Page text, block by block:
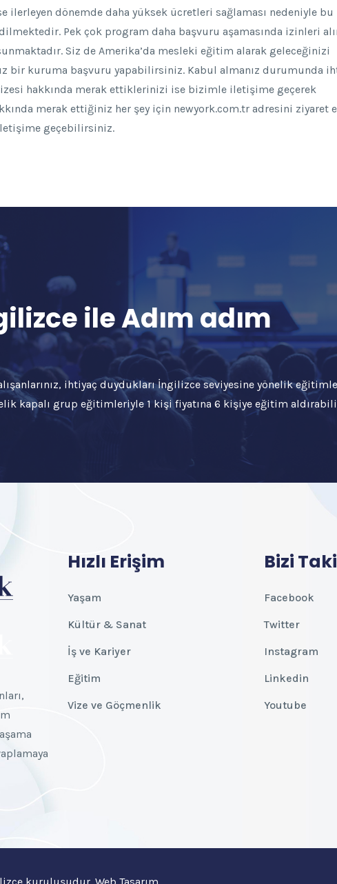
ilerleyen dönemde daha yüksek ücretleri sağlaması nedeniyle bu
Pek çok program daha başvuru aşamasında izinleri
Siz de Amerika’da mesleki eğitim alarak geleceğinizi
bir kuruma başvuru yapabilirsiniz. Kabul almanız durumunda
hakkında merak ettiklerinizi ise bizimle iletişime geçerek
merak ettiğiniz her şey için newyork.com.tr adresini ziyaret
geçebilirsiniz.
ile Adım adım
ihtiyaç duydukları İngilizce seviyesine yönelik
kapalı grup eğitimleriyle 1 kişi fiyatına 6 kişiye eğitim
Hızlı Erişim
Yaşam
Kültür & Sanat
İş ve Kariyer
Eğitim
Vize ve Göçmenlik
Bizi
Facebook
Twitter
Instagram
Linkedin
Youtube
kuruluşudur. Web Tasarım